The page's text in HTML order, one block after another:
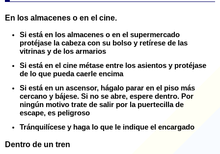
En los almacenes o en el cine.
Si está en los almacenes o en el supermercado
protéjase la cabeza con su bolso y retírese de las
vitrinas y de los armarios
Si está en el cine métase entre los asientos y protéjase
de lo que pueda caerle encima
Si está en un ascensor, hágalo parar en el piso más
cercano y bájese. Si no se abre, espere dentro. Por
ningún motivo trate de salir por la puertecilla de
escape, es peligroso
Tránquilícese y haga lo que le indique el encargado
Dentro de un tren